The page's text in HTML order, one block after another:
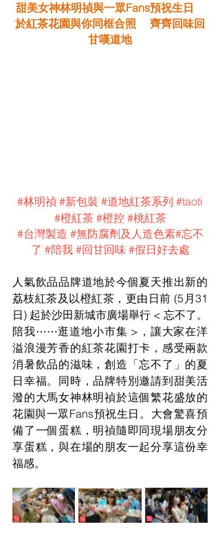
甜美女神林明禎與一眾Fans預祝生日
於紅茶花園與你同框合照     齊齊回味回
甘嘆道地
#林明禎 #新包裝 #道地紅茶系列 #taoti
#橙紅茶 #橙控 #桃紅茶
#台灣製造 #無防腐劑及人造色素#忘不
了 #陪我 #回甘回味 #假日好去處
人氣飲品品牌道地於今個夏天推出新的
荔枝紅茶及以橙紅茶，更由日前 (5月31
日) 起於沙田新城市廣場舉行 < 忘不了。
陪我⋯⋯逛道地小市集 >，讓大家在洋
溢浪漫芳香的紅茶花園打卡，感受兩款
消暑飲品的滋味，創造 「忘不了」的夏
日幸福。同時，品牌特別邀請到甜美活
潑的大馬女神林明禎於這個繁花盛放的
花園與一眾Fans預祝生日。大會驚喜預
備了一個蛋糕，明禎隨即同現場朋友分
享蛋糕，與在場的朋友一起分享這份幸
福感。